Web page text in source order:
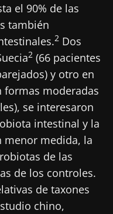
el 90% de las
también
2 Dos
2 (66 pacientes
y otro en
formas moderadas
se interesaron
intestinal y la
menor medida, la
de las
de los controles.
de taxones
chino,